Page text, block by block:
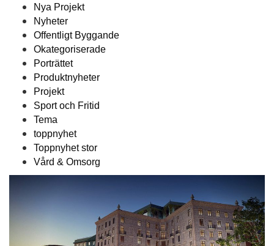
Nya Projekt
Nyheter
Offentligt Byggande
Okategoriserade
Porträttet
Produktnyheter
Projekt
Sport och Fritid
Tema
toppnyhet
Toppnyhet stor
Vård & Omsorg